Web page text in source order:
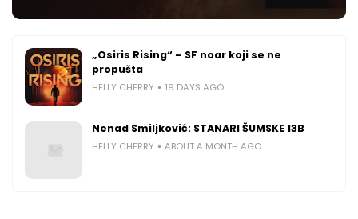
„Osiris Rising“ – SF noar koji se ne
propušta
HELLY CHERRY 19 DAYS AGO
Nenad Smiljković: STANARI ŠUMSKE 13B
HELLY CHERRY ABOUT A MONTH AGO